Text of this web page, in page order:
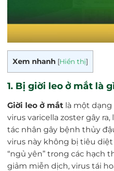
Xem nhanh [Hiển thị]
1. Bị giời leo ở mắt là
Giời leo ở mắt là một
virus varicella zoster gây
tác nhân gây bệnh thủy
virus này không bị tiêu
“ngủ yên” trong các hạch
giảm miễn dịch, virus tái